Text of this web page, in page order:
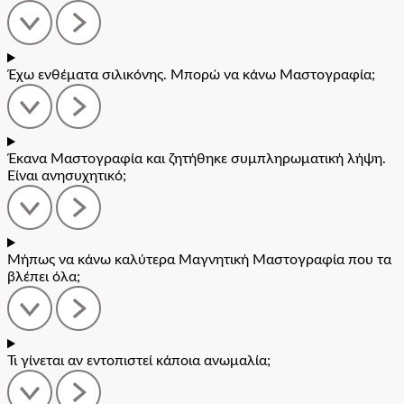
Έχω ενθέματα σιλικόνης. Μπορώ να κάνω Μαστογραφία;
Έκανα Μαστογραφία και ζητήθηκε συμπληρωματική λήψη.
Είναι ανησυχητικό;
Μήπως να κάνω καλύτερα Μαγνητική Μαστογραφία που τα
βλέπει όλα;
Τι γίνεται αν εντοπιστεί κάποια ανωμαλία;